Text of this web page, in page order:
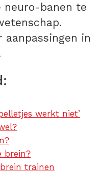
neuro-banen te
aanpassingen in
werkt niet’
brein?
trainen